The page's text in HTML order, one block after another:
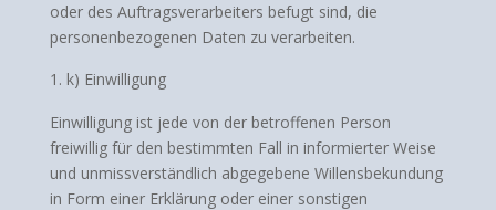
oder des Auftragsverarbeiters befugt sind, die
personenbezogenen Daten zu verarbeiten.
k) Einwilligung
Einwilligung ist jede von der betroffenen Person
freiwillig für den bestimmten Fall in informierter Weise
und unmissverständlich abgegebene Willensbekundung
in Form einer Erklärung oder einer sonstigen